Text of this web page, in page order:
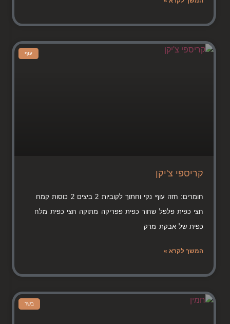
עוף
קריספי צ'יקן
חומרים: חזה עוף נקי וחתוך לקוביות 2 ביצים 2 כוסות קמח
חצי כפית פלפל שחור כפית פפריקה מתוקה חצי כפית מלח
כפית של אבקת מרק
המשך לקרא »
בשר